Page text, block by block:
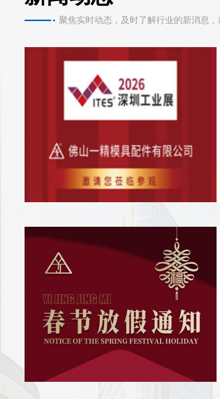
聚焦实时动态，及时了解行业的新消息